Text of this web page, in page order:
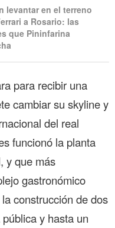
levantar en el terreno
a Rosario: las
que Pininfarina
para recibir una
cambiar su skyline y
del real
funcionó la planta
y que más
gastronómico
construcción de dos
y hasta un